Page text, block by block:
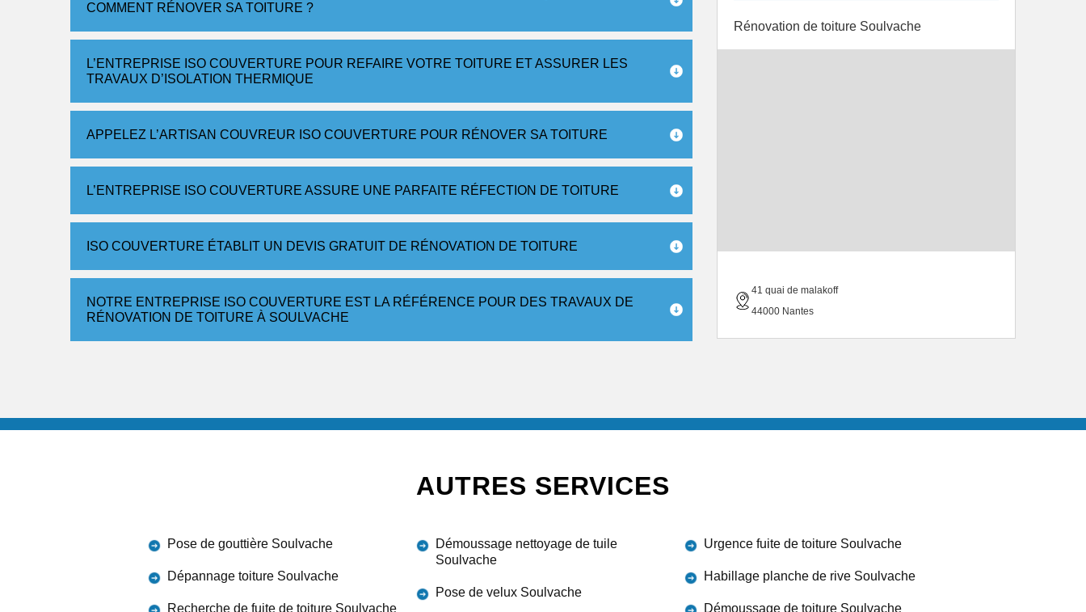
COMMENT RÉNOVER SA TOITURE ?
L’ENTREPRISE ISO COUVERTURE POUR REFAIRE VOTRE TOITURE ET ASSURER LES
TRAVAUX D’ISOLATION THERMIQUE
APPELEZ L’ARTISAN COUVREUR ISO COUVERTURE POUR RÉNOVER SA TOITURE
L’ENTREPRISE ISO COUVERTURE ASSURE UNE PARFAITE RÉFECTION DE TOITURE
ISO COUVERTURE ÉTABLIT UN DEVIS GRATUIT DE RÉNOVATION DE TOITURE
NOTRE ENTREPRISE ISO COUVERTURE EST LA RÉFÉRENCE POUR DES TRAVAUX DE
RÉNOVATION DE TOITURE À SOULVACHE
Rénovation de toiture Soulvache
41 quai de malakoff
44000 Nantes
AUTRES SERVICES
Pose de gouttière Soulvache
Dépannage toiture Soulvache
Recherche de fuite de toiture Soulvache
Démoussage nettoyage de tuile
Soulvache
Pose de velux Soulvache
Urgence fuite de toiture Soulvache
Habillage planche de rive Soulvache
Démoussage de toiture Soulvache